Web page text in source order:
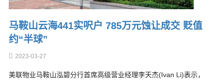
马鞍山云海441实呎户 785万元蚀让成交 贬值
约“半球”
2023-03-27
美联物业马鞍山泓碧分行首席高级营业经理李天杰(Ivan Li)表示，